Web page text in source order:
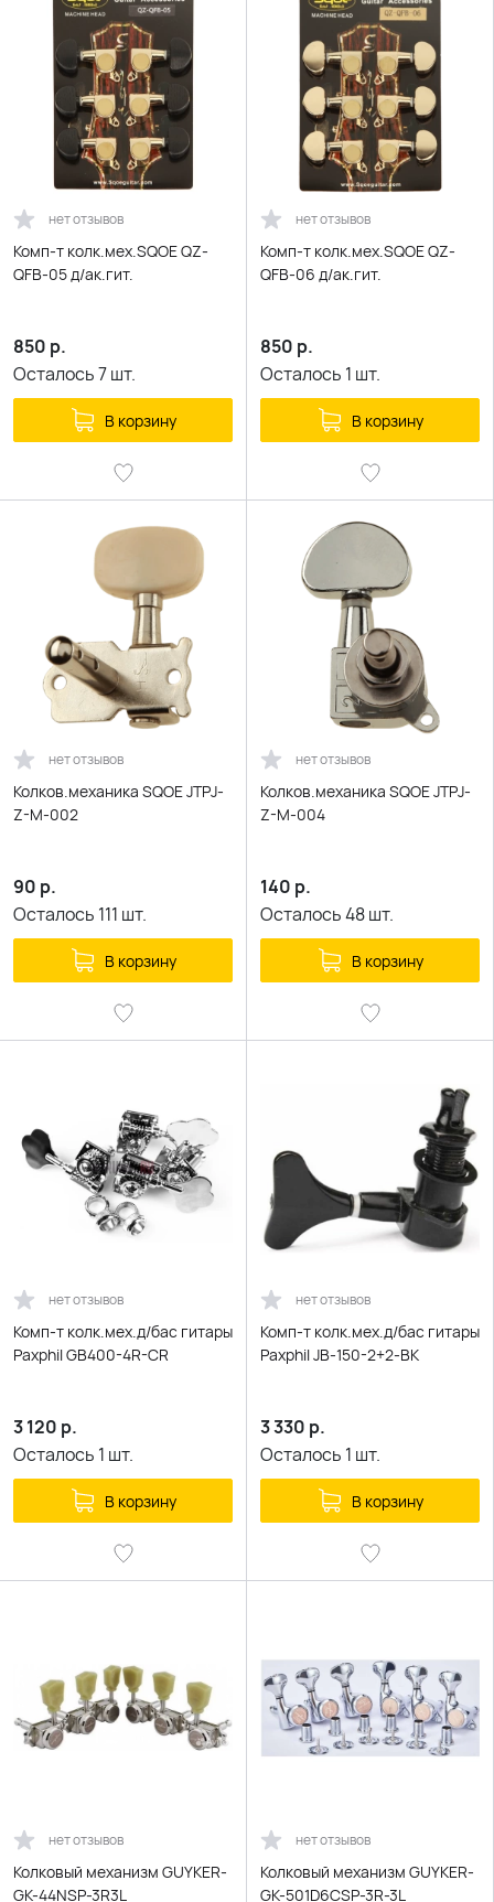
нет отзывов
Комп-т колк.мех.SQOE QZ-
QFB-05 д/ак.гит.
850 р.
Осталось7шт.
В корзину
нет отзывов
Комп-т колк.мех.SQOE QZ-
QFB-06 д/ак.гит.
850 р.
Осталось 1 шт.
В корзину
нет отзывов
Колков.механика SQOE JTPJ-
Z-M-002
90 р.
Осталось 111 шт.
В корзину
нет отзывов
Колков.механика SQOE JTPJ-
Z-M-004
140 р.
Осталось48шт.
В корзину
нет отзывов
Комп-т колк.мех.д/бас гитары
Paxphil GB400-4R-CR
3 120 р.
Осталось 1 шт.
В корзину
нет отзывов
Комп-т колк.мех.д/бас гитары
Paxphil JB-150-2+2-BK
3 330 р.
Осталось 1 шт.
В корзину
нет отзывов
Колковый механизм GUYKER-
GK-44NSP-3R3L
нет отзывов
Колковый механизм GUYKER-
GK-501D6CSP-3R-3L